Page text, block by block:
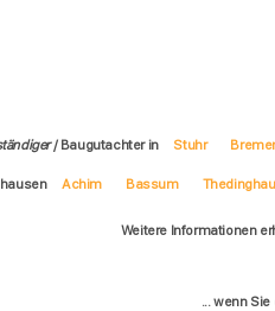
/ Baugutachter in Stuhr
Achim Bassum
Weitere Informationen
... wenn